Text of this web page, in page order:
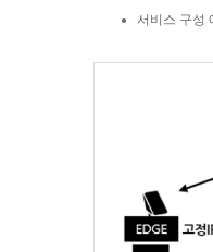
서비스 구성